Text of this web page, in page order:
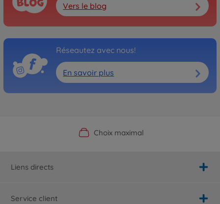
Vers le blog
Réseautez avec nous!
En savoir plus
Boutique officielle du fabricant
Choix maximal
Service personnalisé
Livraison rapide
Liens directs
Service client